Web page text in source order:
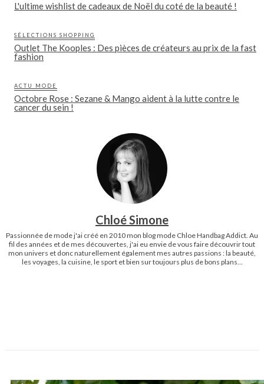
L'ultime wishlist de cadeaux de Noël du coté de la beauté !
SÉLECTIONS SHOPPING
Outlet The Kooples : Des pièces de créateurs au prix de la fast
fashion
ACTU MODE
Octobre Rose : Sezane & Mango aident à la lutte contre le
cancer du sein !
Chloé Simone
Passionnée de mode j'ai créé en 2010 mon blog mode Chloe Handbag Addict. Au
fil des années et de mes découvertes, j'ai eu envie de vous faire découvrir tout
mon univers et donc naturellement également mes autres passions : la beauté,
les voyages, la cuisine, le sport et bien sur toujours plus de bons plans...